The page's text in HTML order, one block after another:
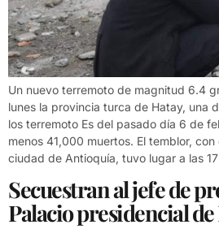
Un nuevo terremoto de magnitud 6.4
lunes la provincia turca de Hatay, una
los terremoto Es del pasado día 6 de
menos 41,000 muertos. El temblor,
ciudad de Antioquía, tuvo lugar a las
Secuestran al jefe de
Palacio presidencial